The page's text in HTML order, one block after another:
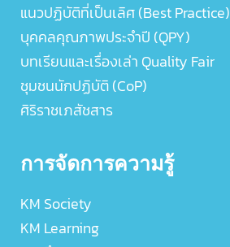
แนวปฏิบัติที่เป็นเลิศ (Best Practice)
บุคคลคุณภาพประจำปี (QPY)
บทเรียนและเรื่องเล่า Quality Fair
ชุมชนนักปฏิบัติ (CoP)
ศิริราชเภสัชสาร
การจัดการความรู้
KM Society
KM Learning